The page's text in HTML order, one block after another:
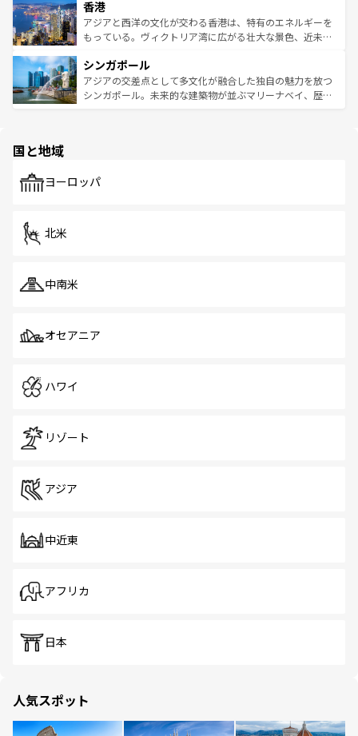
とつ。フォーやバインミー、ベトナムコーヒーなどは、ぜ
ひ現地で味わいたい。どの地域を訪れてもあたたかい人々
が旅行者を迎えてくれるので、きっと忘れられない旅にな
参照してほしい。
の活気が交差している。北部ではチェンマイなどの山岳地
帯で自然と触れ合い、南部ではプーケットやクラビの美し
いビーチでリゾート気分を楽しむことができる。タイ料理
激する。気候は一年中温暖で、どの季節にも異なる楽しみ
が待っている。親しみやすいタイの人々、仏教を中心とし
た文化、そして多様な観光資源が、訪れる旅人を魅了し続
香港
アジアと西洋の文化が交わる香港は、特有のエネルギーを
もっている。ヴィクトリア湾に広がる壮大な景色、近未来
み、どこを訪れても感動するはず。観光スポットが密集し
ており、効率よく見どころを回れるのも魅力。息をのむよ
うな絶景から文化的な体験まで、香港を存分に楽しみ尽く
シンガポール
アジアの交差点として多文化が融合した独自の魅力を放つ
シンガポール。未来的な建築物が並ぶマリーナベイ、歴史
で、ホーカーズは地元の風情を楽しめる外せないスポット
国と地域
ヨーロッパ
北米
中南米
オセアニア
ハワイ
リゾート
アジア
中近東
アフリカ
日本
人気スポット